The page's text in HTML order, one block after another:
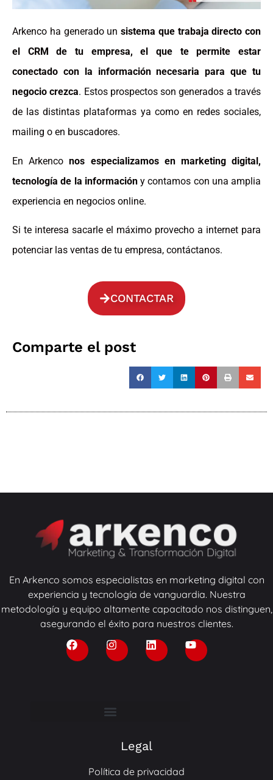
Arkenco ha generado un sistema que trabaja directo con
el CRM de tu empresa, el que te permite estar
conectado con la información necesaria para que tu
negocio crezca. Estos prospectos son generados a través
de las distintas plataformas ya como en redes sociales,
mailing o en buscadores.
En Arkenconos especializamos en marketing digital,
tecnología de la informacióny contamos con una amplia
experiencia en negocios online.
Si te interesa sacarle el máximo provecho a internet para
potenciar las ventas de tu empresa, contáctanos.
CONTACTAR
Comparte el post
En Arkenco somos especialistas en marketing digital con
experiencia y tecnología de vanguardia. Nuestra
metodología y equipo altamente capacitado nos distinguen,
asegurando el éxito para nuestros clientes.
Legal
Política de privacidad